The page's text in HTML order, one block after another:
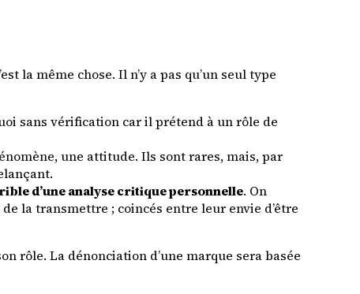
la même chose. Il n’y a pas qu’un seul type
sans vérification car il prétend à un rôle de
une attitude. Ils sont rares, mais, par
d’une analyse critique personnelle. On
la transmettre ; coincés entre leur envie d’être
rôle. La dénonciation d’une marque sera basée